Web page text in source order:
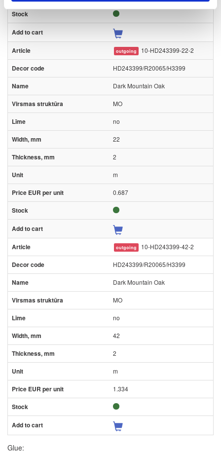
outgoing 10-HD243399-22-2
HD243399/R20065/H3399
Dark Mountain Oak
MO
no
22
2
m
0.687
outgoing 10-HD243399-42-2
HD243399/R20065/H3399
Dark Mountain Oak
MO
no
42
2
m
1.334
Glue: